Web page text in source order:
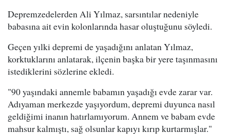
Depremzedelerden Ali Yılmaz, sarsıntılar nedeniyle
babasına ait evin kolonlarında hasar oluştuğunu söyledi.
Geçen yılki depremi de yaşadığını anlatan Yılmaz,
korktuklarını anlatarak, ilçenin başka bir yere taşınmasını
istediklerini sözlerine ekledi.
"90 yaşındaki annemle babamın yaşadığı evde zarar var.
Adıyaman merkezde yaşıyordum, depremi duyunca nasıl
geldiğimi inanın hatırlamıyorum. Annem ve babam evde
mahsur kalmıştı, sağ olsunlar kapıyı kırıp kurtarmışlar."